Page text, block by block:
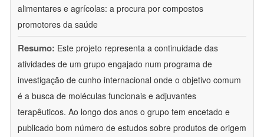
alimentares e agrícolas: a procura por compostos
promotores da saúde
Resumo: Este projeto representa a continuidade das
atividades de um grupo engajado num programa de
investigação de cunho internacional onde o objetivo comum
é a busca de moléculas funcionais e adjuvantes
terapêuticos. Ao longo dos anos o grupo tem encetado e
publicado bom número de estudos sobre produtos de origem